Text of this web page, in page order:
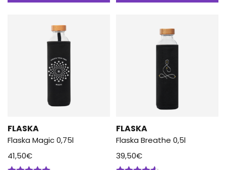
FLASKA
Flaska Magic 0,75l
41,50€
FLASKA
Flaska Breathe 0,5l
39,50€